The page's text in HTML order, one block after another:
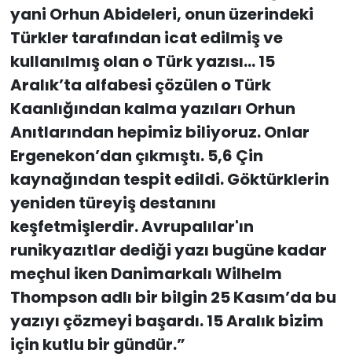
yani Orhun Abideleri, onun üzerindeki
Türkler tarafından icat edilmiş ve
kullanılmış olan o Türk yazısı… 15
Aralık’ta alfabesi çözülen o Türk
Kaanlığından kalma yazıları Orhun
Anıtlarından hepimiz biliyoruz. Onlar
Ergenekon’dan çıkmıştı. 5,6 Çin
kaynağından tespit edildi. Göktürklerin
yeniden türeyiş destanını
keşfetmişlerdir. Avrupalılar'ın
runikyazıtlar dediği yazı bugüne kadar
meçhul iken Danimarkalı Wilhelm
Thompson adlı bir bilgin 25 Kasım’da bu
yazıyı çözmeyi başardı. 15 Aralık bizim
için kutlu bir gündür.”